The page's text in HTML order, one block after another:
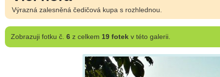
Výrazná zalesněná čedičová kupa s rozhlednou.
Zobrazujifotku č. 6z celkem 19 fotekv této galerii.